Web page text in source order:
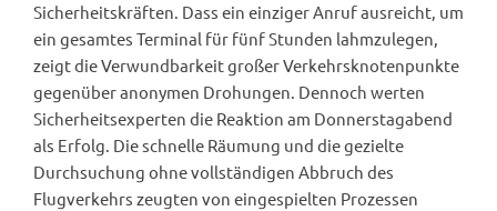
Sicherheitskräften. Dass ein einziger Anruf ausreicht, um
ein gesamtes Terminal für fünf Stunden lahmzulegen,
zeigt die Verwundbarkeit großer Verkehrsknotenpunkte
gegenüber anonymen Drohungen. Dennoch werten
Sicherheitsexperten die Reaktion am Donnerstagabend
als Erfolg. Die schnelle Räumung und die gezielte
Durchsuchung ohne vollständigen Abbruch des
Flugverkehrs zeugten von eingespielten Prozessen